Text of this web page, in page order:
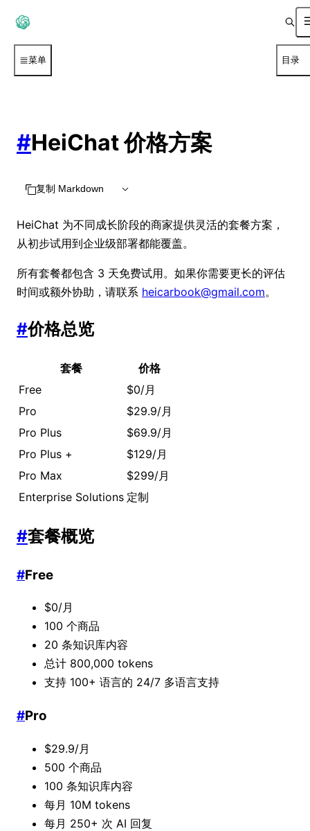
菜单 目录
#HeiChat 价格方案
复制 Markdown
HeiChat 为不同成长阶段的商家提供灵活的套餐方案，
从初步试用到企业级部署都能覆盖。
所有套餐都包含 3 天免费试用。如果你需要更长的评估
时间或额外协助，请联系 heicarbook@gmail.com。
#价格总览
套餐
价格
Free
$0/月
Pro
$29.9/月
Pro Plus
$69.9/月
Pro Plus +
$129/月
Pro Max
$299/月
Enterprise Solutions 定制
#套餐概览
#Free
$0/月
100 个商品
20 条知识库内容
总计 800,000 tokens
支持 100+ 语言的 24/7 多语言支持
#Pro
$29.9/月
500 个商品
100 条知识库内容
每月 10M tokens
每月 250+ 次 AI 回复